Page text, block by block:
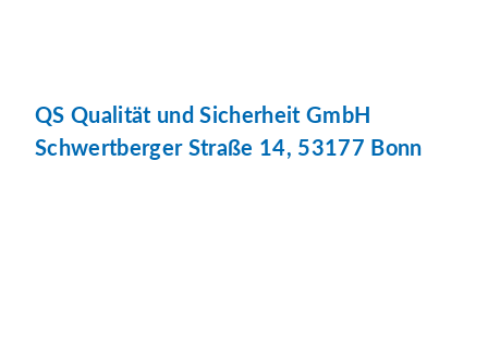
QS Qualität und Sicherheit GmbH
Schwertberger Straße 14, 53177 Bonn